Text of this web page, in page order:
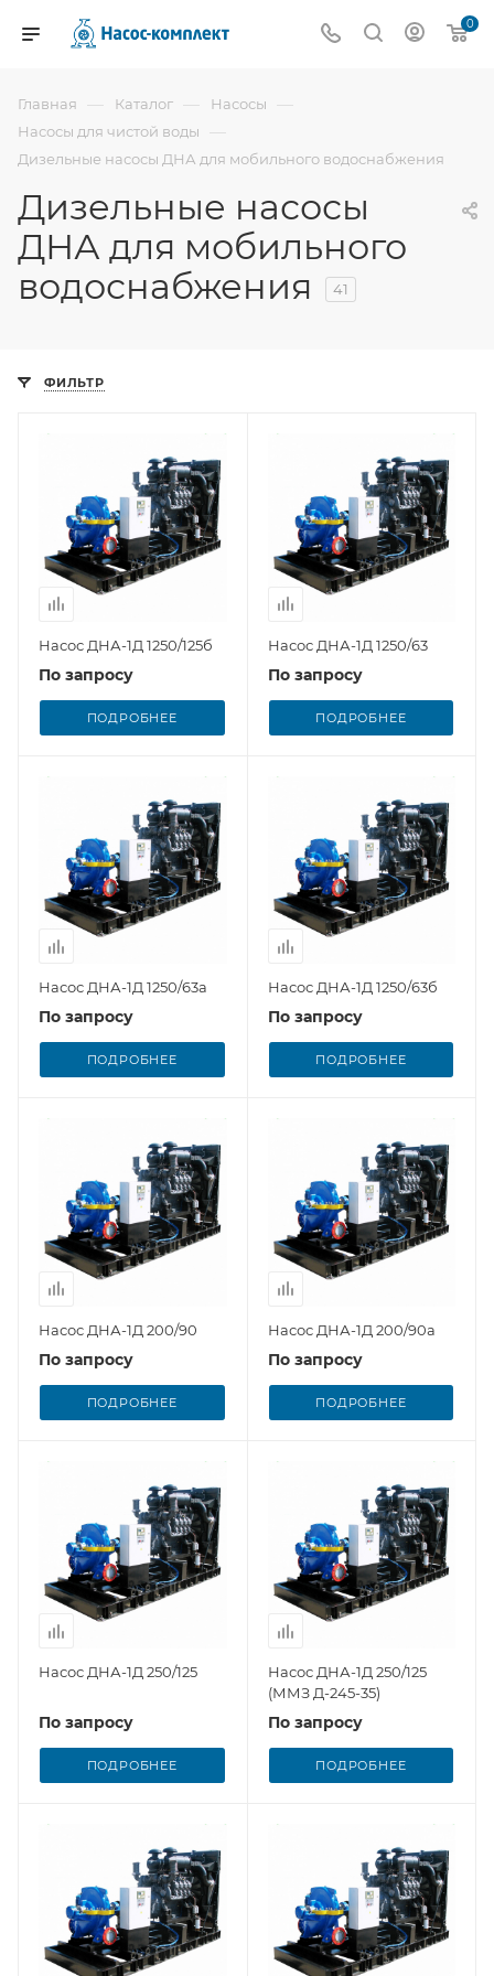
0
Главная — Каталог — Насосы —
Насосы для чистой воды —
Дизельные насосы ДНА для мобильного водоснабжения
Дизельные насосы
ДНА для мобильного
водоснабжения
41
ФИЛЬТР
Насос ДНА-1Д 1250/125б
По запросу
ПОДРОБНЕЕ
Насос ДНА-1Д 1250/63
По запросу
ПОДРОБНЕЕ
Насос ДНА-1Д 1250/63а
По запросу
ПОДРОБНЕЕ
Насос ДНА-1Д 1250/63б
По запросу
ПОДРОБНЕЕ
Насос ДНА-1Д 200/90
По запросу
ПОДРОБНЕЕ
Насос ДНА-1Д 200/90а
По запросу
ПОДРОБНЕЕ
Насос ДНА-1Д 250/125
По запросу
ПОДРОБНЕЕ
Насос ДНА-1Д 250/125
(ММЗ Д-245-35)
По запросу
ПОДРОБНЕЕ